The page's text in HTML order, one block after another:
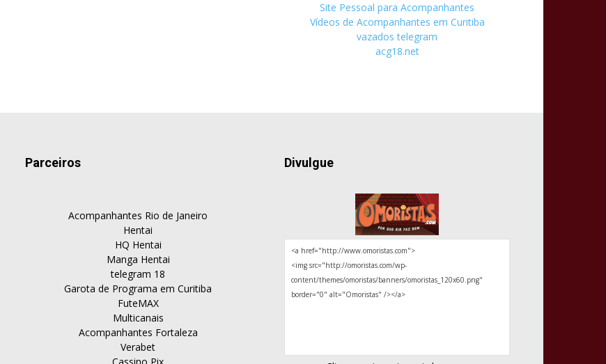
Site Pessoal para Acompanhantes
Vídeos de Acompanhantes em Curitiba
vazados telegram
acg18.net
Parceiros
Acompanhantes Rio de Janeiro
Hentai
HQ Hentai
Manga Hentai
telegram 18
Garota de Programa em Curitiba
FuteMAX
Multicanais
Acompanhantes Fortaleza
Verabet
Divulgue